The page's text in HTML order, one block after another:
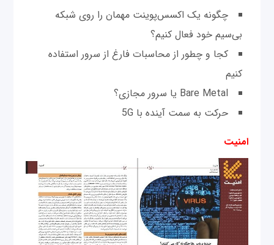
چگونه یک اکسس‌پوینت مهمان را روی شبکه
بی‌سیم خود فعال کنیم؟
کجا و چطور از محاسبات فارغ از سرور استفاده
کنیم
Bare Metal یا سرور مجازی؟
حرکت به سمت آینده با 5G
امنیت